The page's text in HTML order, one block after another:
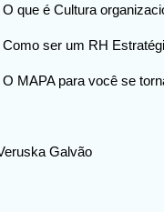
que é Cultura
Como ser um RH
MAPA para você se
Galvão